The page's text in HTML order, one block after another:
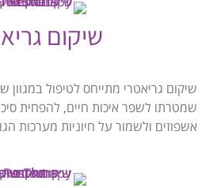
שיקום
שיקום גריאטרי מתייחס לטיפול
שמטרתו לשפר איכות חיים, להפחית
אשפוזים ולשמור על חיוניות מערכות